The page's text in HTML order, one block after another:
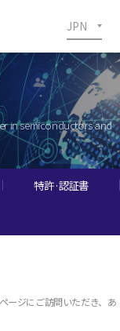
JPN
in semiconductors and
特許·認証書
ージにご訪問いただき、あ